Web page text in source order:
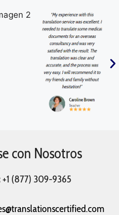
con Nosotros
+1 (877) 309-9365